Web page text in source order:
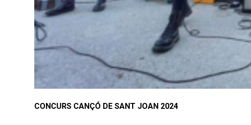
CONCURS CANÇÓ DE SANT JOAN 2024